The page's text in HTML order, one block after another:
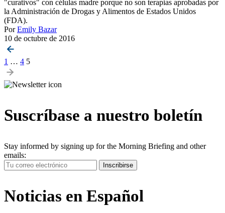
"curativos" con células madre porque no son terapias aprobadas por
la Administración de Drogas y Alimentos de Estados Unidos
(FDA).
PorEmily Bazar
10 de octubre de 2016
Posts
pagination
1 … 4 5
Suscríbase a nuestro boletín
Stay informed by signing up for the Morning Briefing and other
emails:
Your
Email
Inscribirse
Noticias en Español